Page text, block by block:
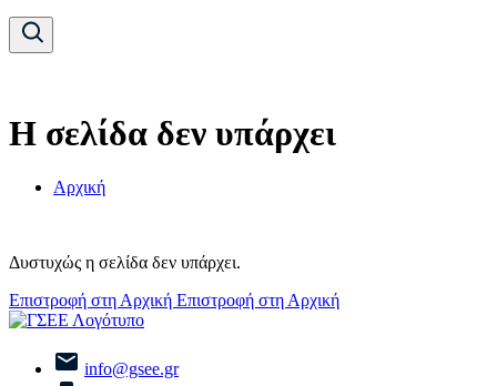
Η σελίδα δεν υπάρχει
Αρχική
Δυστυχώς η σελίδα δεν υπάρχει.
Επιστροφή στη Αρχική Επιστροφή στη Αρχική
info@gsee.gr